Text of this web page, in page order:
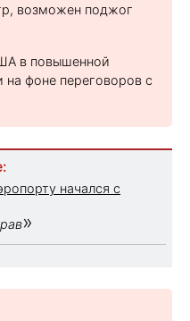
возможен поджог
в повышенной
на фоне переговоров с
начался с
»